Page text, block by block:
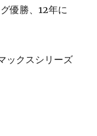
優勝、12年に
ックスシリーズ